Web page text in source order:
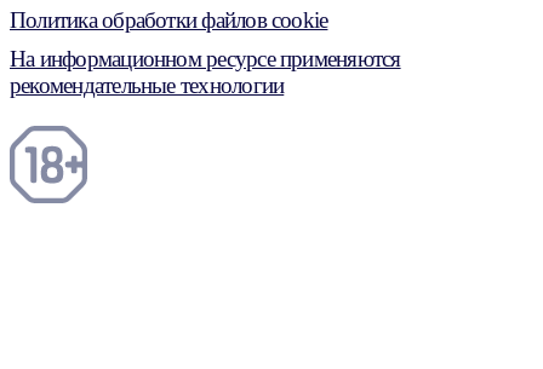
Политика обработки файлов cookie
На информационном ресурсе применяются
рекомендательные технологии